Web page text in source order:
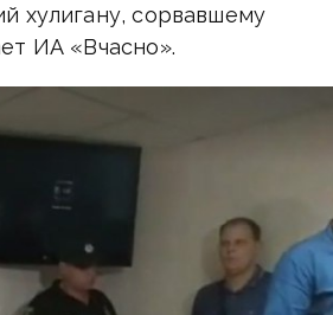
хулигану, сорвавшему
ИА «Вчасно».